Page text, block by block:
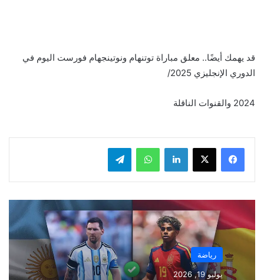
قد يهمك أيضًا.. معلق مباراة توتنهام ونوتينجهام فورست اليوم في
الدوري الإنجليزي 2025/
2024 والقنوات الناقلة
لينكدإن واتساب
رياضة
يوليو 19, 2026